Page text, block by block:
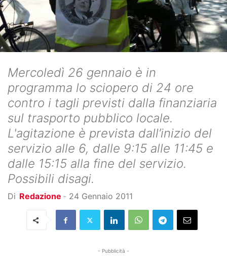
Mercoledì 26 gennaio è in
programma lo sciopero di 24 ore
contro i tagli previsti dalla finanziaria
sul trasporto pubblico locale.
L'agitazione è prevista dall’inizio del
servizio alle 6, dalle 9:15 alle 11:45 e
dalle 15:15 alla fine del servizio.
Possibili disagi.
Di Redazione - 24 Gennaio 2011
- Pubblicità -